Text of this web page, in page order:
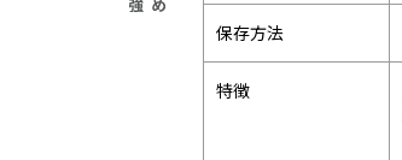
保存方法
特徴